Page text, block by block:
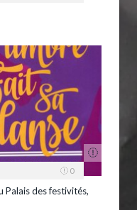
0
Palais des festivités,